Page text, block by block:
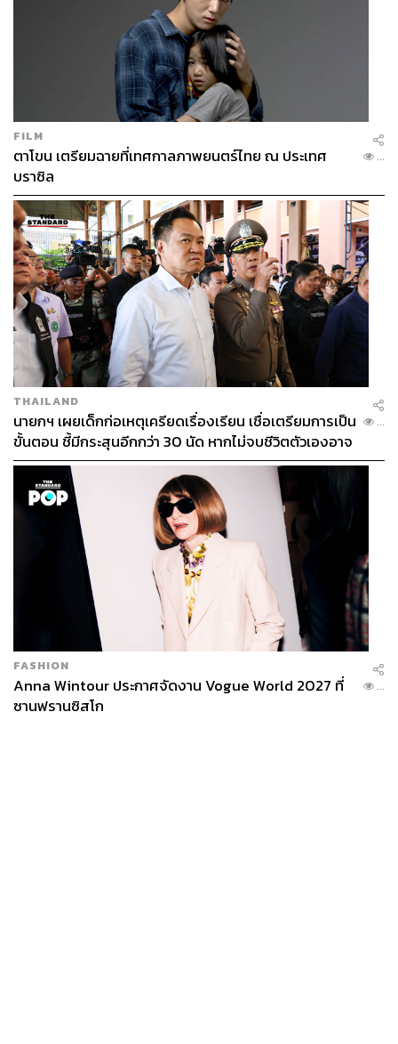
FILM
ตาโขน เตรียมฉายที่เทศกาลภาพยนตร์ไทย ณ ประเทศ
บราซิล
...
THAILAND
นายกฯ เผยเด็กก่อเหตุเครียดเรื่องเรียน เชื่อเตรียมการเป็น
ขั้นตอน ชี้มีกระสุนอีกกว่า 30 นัด หากไม่จบชีวิตตัวเองอาจ
สูญเสียเพิ่ม
...
FASHION
Anna Wintour ประกาศจัดงาน Vogue World 2027 ที่
ซานฟรานซิสโก
...